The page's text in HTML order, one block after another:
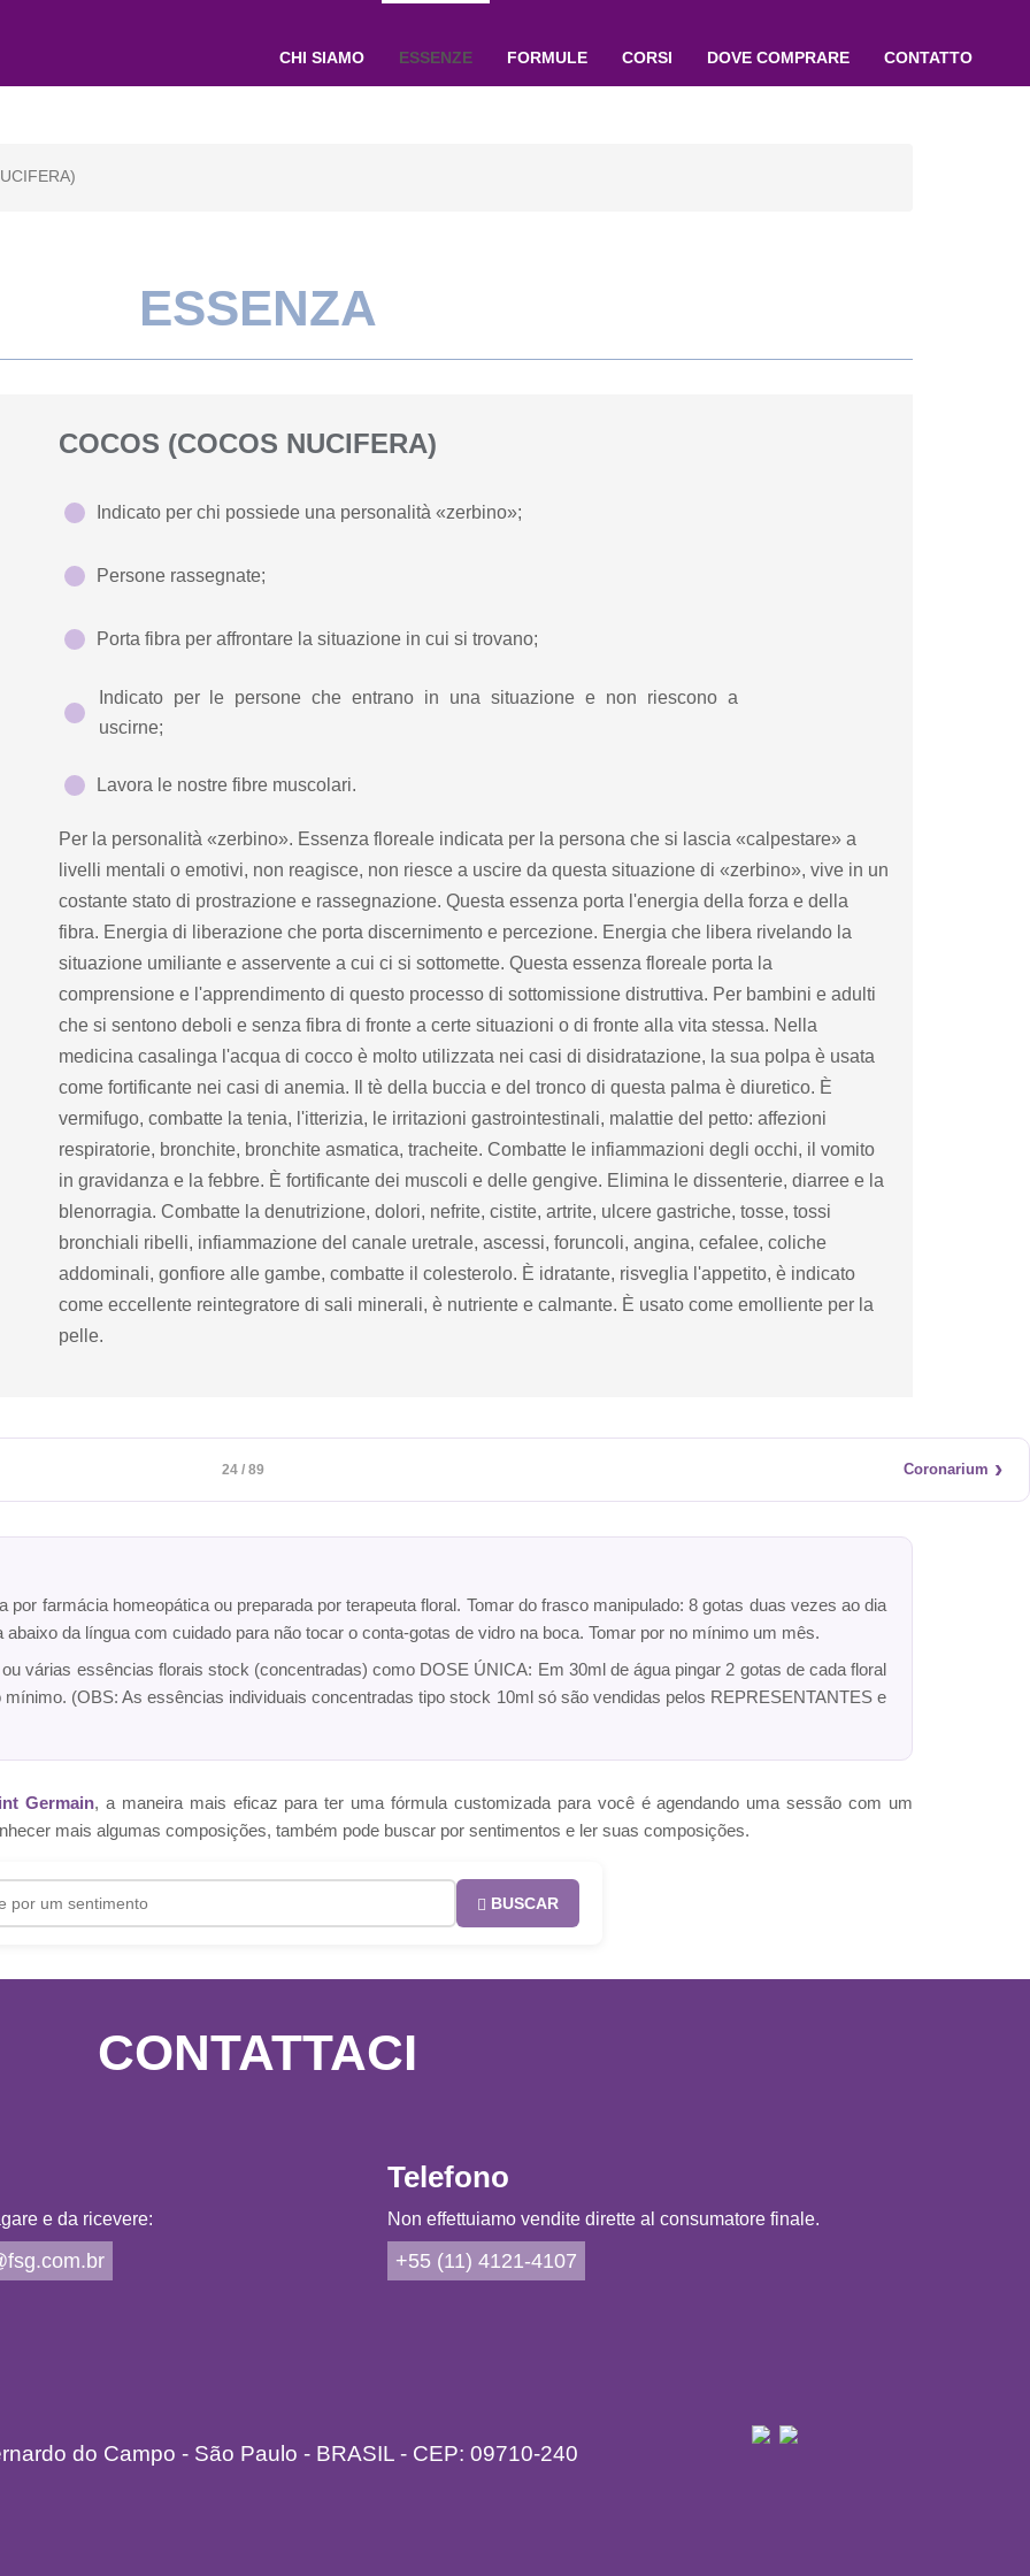
CHI SIAMO ESSENZE FORMULE CORSI DOVE COMPRARE CONTATTO
ESSENZA
COCOS (COCOS NUCIFERA)
Indicato per chi possiede una personalità «zerbino»;
Persone rassegnate;
Porta fibra per affrontare la situazione in cui si trovano;
Indicato per le persone che entrano in una situazione e non riescono a
uscirne;
Lavora le nostre fibre muscolari.
Per la personalità «zerbino». Essenza floreale indicata per la persona che si lascia «calpestare» a
livelli mentali o emotivi, non reagisce, non riesce a uscire da questa situazione di «zerbino», vive in un
costante stato di prostrazione e rassegnazione. Questa essenza porta l'energia della forza e della
fibra. Energia di liberazione che porta discernimento e percezione. Energia che libera rivelando la
situazione umiliante e asservente a cui ci si sottomette. Questa essenza floreale porta la
comprensione e l'apprendimento di questo processo di sottomissione distruttiva. Per bambini e adulti
che si sentono deboli e senza fibra di fronte a certe situazioni o di fronte alla vita stessa. Nella
medicina casalinga l'acqua di cocco è molto utilizzata nei casi di disidratazione, la sua polpa è usata
come fortificante nei casi di anemia. Il tè della buccia e del tronco di questa palma è diuretico. È
vermifugo, combatte la tenia, l'itterizia, le irritazioni gastrointestinali, malattie del petto: affezioni
respiratorie, bronchite, bronchite asmatica, tracheite. Combatte le infiammazioni degli occhi, il vomito
in gravidanza e la febbre. È fortificante dei muscoli e delle gengive. Elimina le dissenterie, diarree e la
blenorragia. Combatte la denutrizione, dolori, nefrite, cistite, artrite, ulcere gastriche, tosse, tossi
bronchiali ribelli, infiammazione del canale uretrale, ascessi, foruncoli, angina, cefalee, coliche
addominali, gonfiore alle gambe, combatte il colesterolo. È idratante, risveglia l'appetito, è indicato
come eccellente reintegratore di sali minerali, è nutriente e calmante. È usato come emolliente per la
pelle.
24 / 89 Coronarium ›
por farmácia homeopática ou preparada por terapeuta floral. Tomar do frasco manipulado: 8 gotas duas vezes ao dia
da língua com cuidado para não tocar o conta-gotas de vidro na boca. Tomar por no mínimo um mês.
várias essências florais stock (concentradas) como DOSE ÚNICA: Em 30ml de água pingar 2 gotas de cada floral
(OBS: As essências individuais concentradas tipo stock 10ml só são vendidas pelos REPRESENTANTES e
Germain, a maneira mais eficaz para ter uma fórmula customizada para você é agendando uma sessão com um
mais algumas composições, também pode buscar por sentimentos e ler suas composições.
BUSCAR
CONTATTACI
e da ricevere:
Telefono
Non effettuiamo vendite dirette al consumatore finale.
+55 (11) 4121-4107
do Campo - São Paulo - BRASIL - CEP: 09710-240